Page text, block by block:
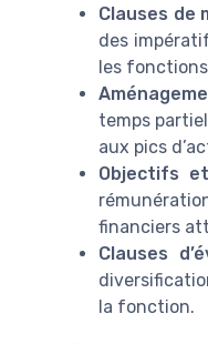
Clauses de
des
les
temps
aux pics
Objectifs
financiers
Clauses
la fonction.